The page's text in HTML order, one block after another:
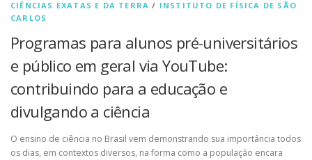
CIÊNCIAS EXATAS E DA TERRA / INSTITUTO DE FÍSICA DE SÃO
CARLOS
Programas para alunos pré-universitários
e público em geral via YouTube:
contribuindo para a educação e
divulgando a ciência
O ensino de ciência no Brasil vem demonstrando sua importância todos
os dias, em contextos diversos, na forma como a população encara